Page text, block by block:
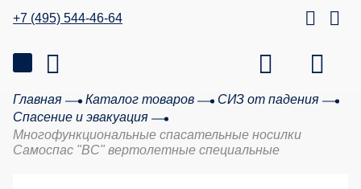
+7 (495) 544-46-64
Главная Каталог товаров
СИЗ от падения
Спасение и эвакуация
Многофункциональные спасательные носилки
Самоспас "ВC" вертолетные специальные